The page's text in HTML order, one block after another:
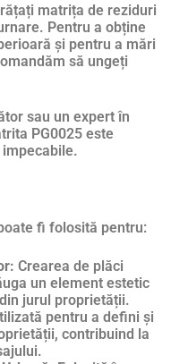
matrița de reziduri
Pentru a obține
și pentru a mări
să ungeți
sau un expert în
PG0025 este
fi folosită pentru:
Crearea de plăci
un element estetic
jurul proprietății.
pentru a defini și
contribuind la